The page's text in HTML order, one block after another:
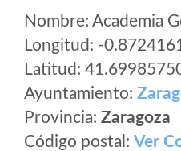
Nombre: Academia
Longitud: -
Latitud:
Ayuntamiento:
Provincia: Zaragoza
Código postal: Ver